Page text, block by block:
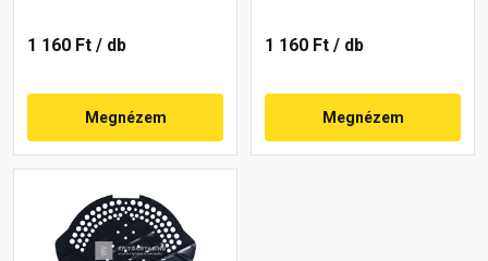
1 160 Ft / db
Megnézem
1 160 Ft / db
Megnézem